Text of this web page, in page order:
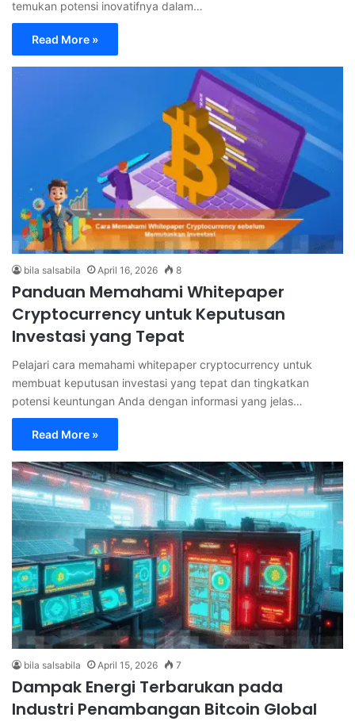
temukan potensi inovatifnya dalam…
Read More »
bila salsabila April 16, 2026 8
Panduan Memahami Whitepaper
Cryptocurrency untuk Keputusan
Investasi yang Tepat
Pelajari cara memahami whitepaper cryptocurrency untuk
membuat keputusan investasi yang tepat dan tingkatkan
potensi keuntungan Anda dengan informasi yang jelas…
Read More »
bila salsabila April 15, 2026 7
Dampak Energi Terbarukan pada
Industri Penambangan Bitcoin Global